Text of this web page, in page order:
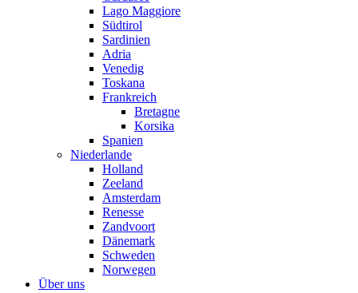
Lago Maggiore
Südtirol
Sardinien
Adria
Venedig
Toskana
Frankreich
Bretagne
Korsika
Spanien
Niederlande
Holland
Zeeland
Amsterdam
Renesse
Zandvoort
Dänemark
Schweden
Norwegen
Über uns